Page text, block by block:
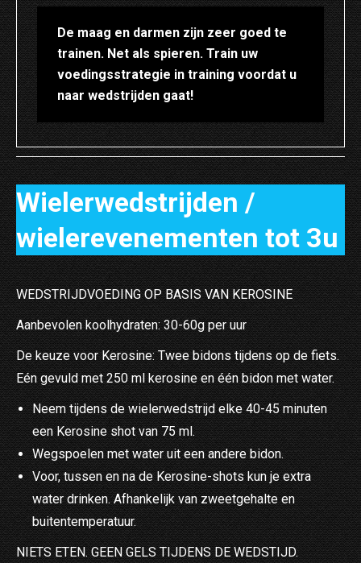
De maag en darmen zijn zeer goed te
trainen. Net als spieren. Train uw
voedingsstrategie in training voordat u
naar wedstrijden gaat!
Wielerwedstrijden /
wielerevenementen tot 3u
WEDSTRIJDVOEDING OP BASIS VAN KEROSINE
Aanbevolen koolhydraten: 30-60g per uur
De keuze voor Kerosine: Twee bidons tijdens op de fiets.
Eén gevuld met 250 ml kerosine en één bidon met water.
Neem tijdens de wielerwedstrijd elke 40-45 minuten
een Kerosine shot van 75 ml.
Wegspoelen met water uit een andere bidon.
Voor, tussen en na de Kerosine-shots kun je extra
water drinken. Afhankelijk van zweetgehalte en
buitentemperatuur.
NIETS ETEN. GEEN GELS TIJDENS DE WEDSTIJD.